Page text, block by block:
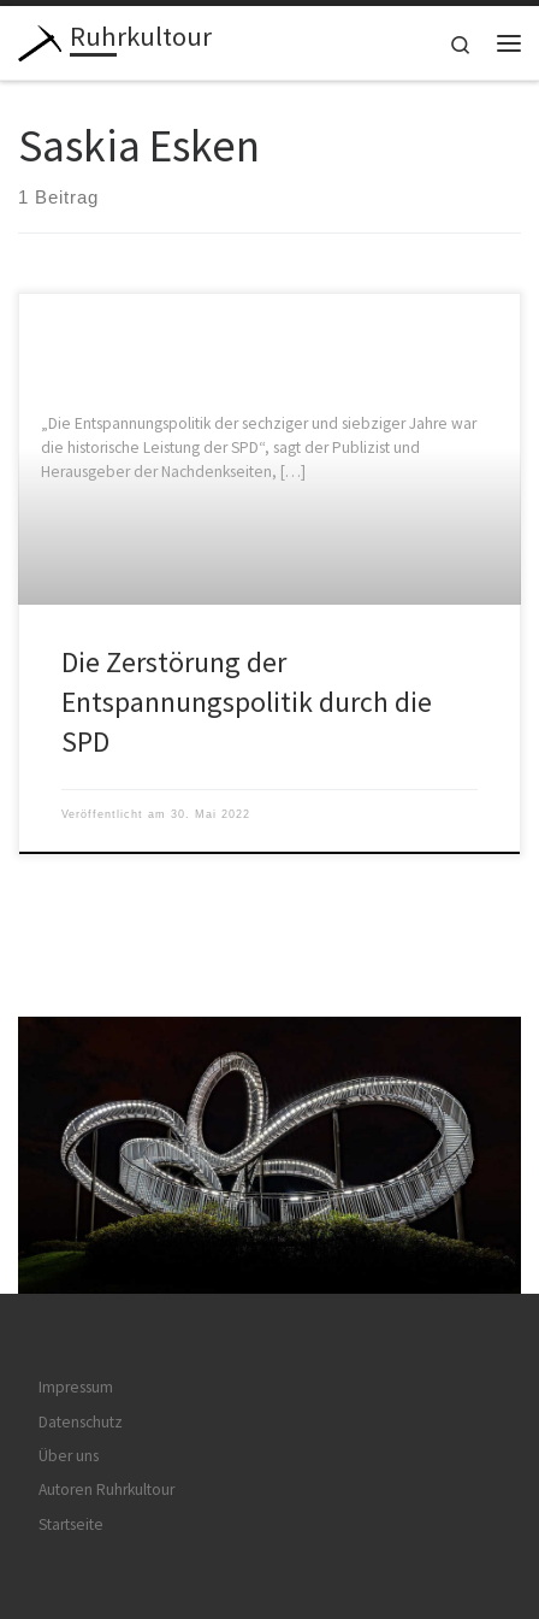
Zum Inhalt springen
Ruhrkultour
Search
Saskia Esken
1 Beitrag
„Die Entspannungspolitik der sechziger und siebziger Jahre war
die historische Leistung der SPD“, sagt der Publizist und
Herausgeber der Nachdenkseiten, […]
Die Zerstörung der
Entspannungspolitik durch die
SPD
Veröffentlicht am 30. Mai 2022
Impressum
Datenschutz
Über uns
Autoren Ruhrkultour
Startseite